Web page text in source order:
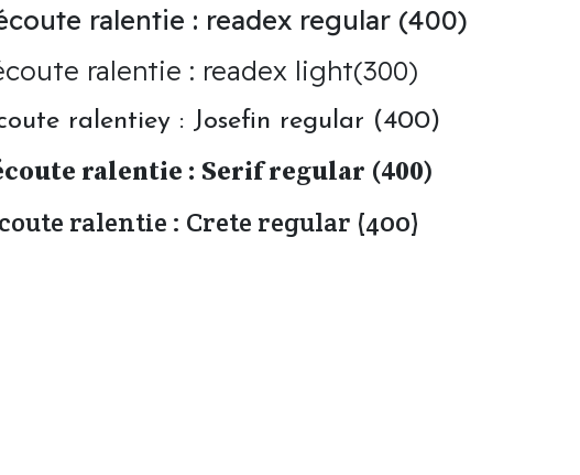
ralentie : readex regular (400)
ralentie : readex light(300)
ralentiey : Josefin regular (400)
ralentie : Serif regular (400)
ralentie : Crete regular (400)